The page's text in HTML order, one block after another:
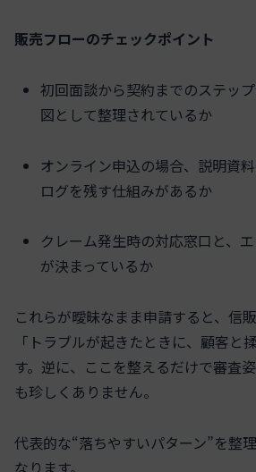
販売フローのチェックポイント
初回面談から契約までのステッ
図として整理されているか
オンライン申込の場合、説明資
ログを残す仕組みがあるか
クレーム発生時の対応窓口と、
が決まっているか
これらが曖昧なまま申請すると、信
「トラブルが起きたときに、顧客と
す。逆に、ここを整えるだけで審査
も珍しくありません。
代表的な“落ちやすいパターン”を整
なります。